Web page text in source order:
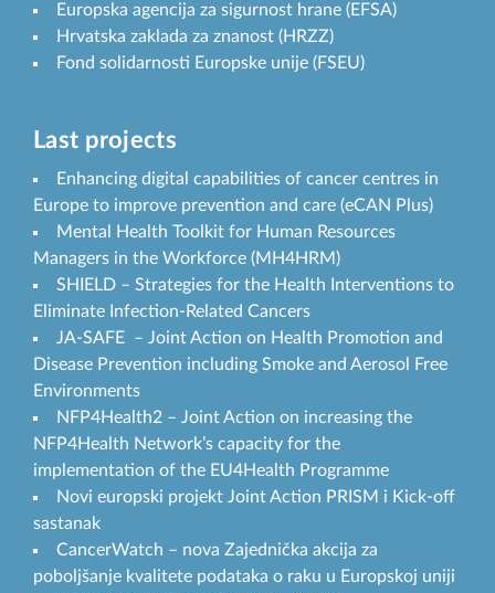
Europska agencija za sigurnost hrane (EFSA)
Hrvatska zaklada za znanost (HRZZ)
Fond solidarnosti Europske unije (FSEU)
Last projects
Enhancing digital capabilities of cancer centres in
Europe to improve prevention and care (eCAN Plus)
Mental Health Toolkit for Human Resources
Managers in the Workforce (MH4HRM)
SHIELD – Strategies for the Health Interventions to
Eliminate Infection-Related Cancers
JA-SAFE – Joint Action on Health Promotion and
Disease Prevention including Smoke and Aerosol Free
Environments
NFP4Health2 – Joint Action on increasing the
NFP4Health Network’s capacity for the
implementation of the EU4Health Programme
Novi europski projekt Joint Action PRISM i Kick-off
sastanak
CancerWatch – nova Zajednička akcija za
poboljšanje kvalitete podataka o raku u Europskoj uniji